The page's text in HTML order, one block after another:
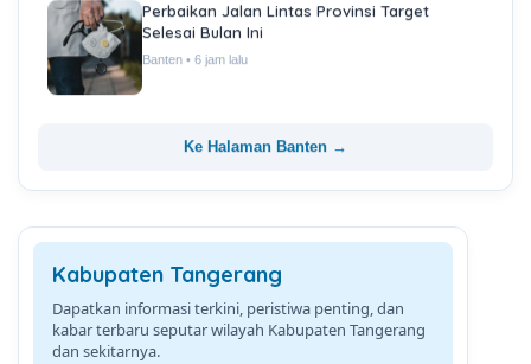
Perbaikan Jalan Lintas Provinsi Target
Selesai Bulan Ini
Banten • 6 jam lalu
Ke Halaman Banten →
Kabupaten Tangerang
Dapatkan informasi terkini, peristiwa penting, dan
kabar terbaru seputar wilayah Kabupaten Tangerang
dan sekitarnya.